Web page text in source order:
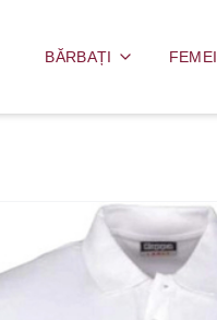
BĂRBAȚI FEMEI